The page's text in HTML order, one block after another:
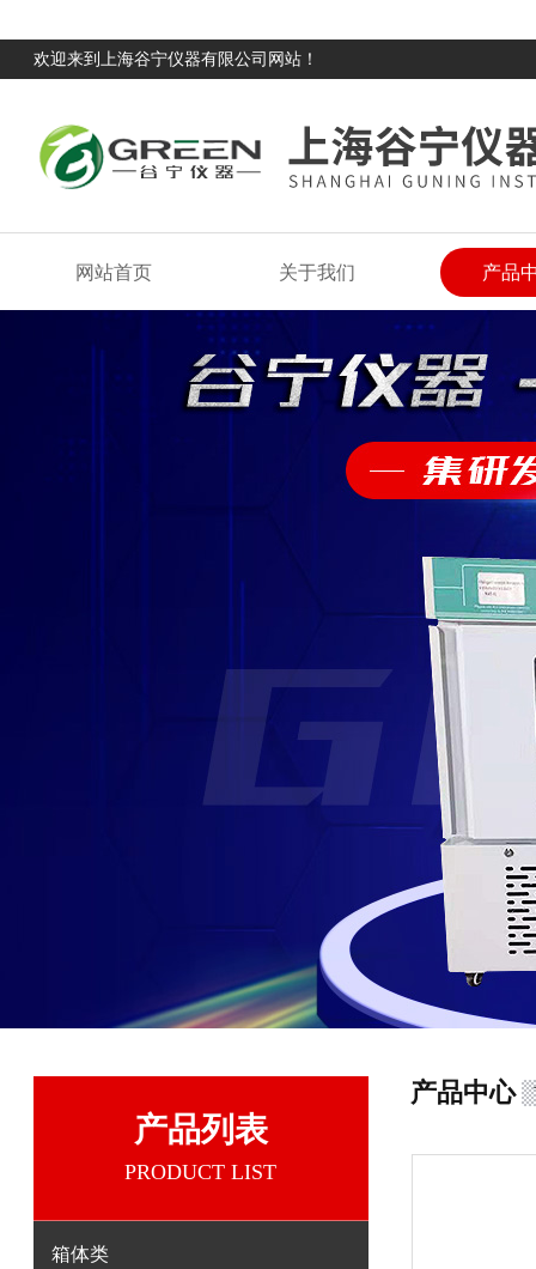
欢迎来到上海谷宁仪器有限公司网站！
网站首页 关于我们 产品
产品列表
PRODUCT LIST
箱体类
产品中心